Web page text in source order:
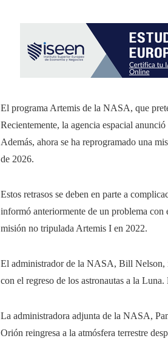
El programa Artemis de la NASA, que
Recientemente, la agencia espacial
Además, ahora se ha reprogramado una
de 2026.
Estos retrasos se deben en parte a
informó anteriormente de un problema con
misión no tripulada Artemis I en 2022.
El administrador de la NASA, Bill Nelson,
con el regreso de los astronautas a la
La administradora adjunta de la NASA,
Orión reingresa a la atmósfera terrestre